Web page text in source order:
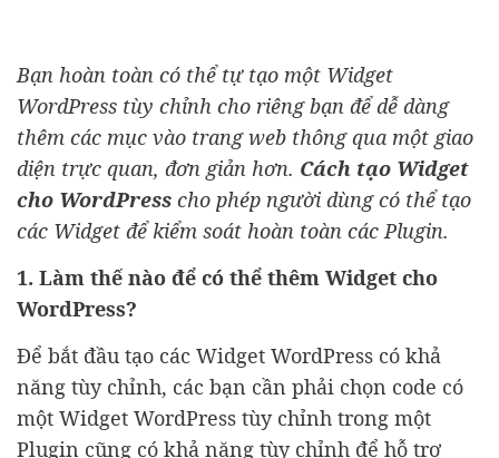
Bạn hoàn toàn có thể tự tạo một Widget
WordPress tùy chỉnh cho riêng bạn để dễ dàng
thêm các mục vào trang web thông qua một giao
diện trực quan, đơn giản hơn. Cách tạo Widget
cho WordPress cho phép người dùng có thể tạo
các Widget để kiểm soát hoàn toàn các Plugin.
1. Làm thế nào để có thể thêm Widget cho
WordPress?
Để bắt đầu tạo các Widget WordPress có khả
năng tùy chỉnh, các bạn cần phải chọn code có
một Widget WordPress tùy chỉnh trong một
Plugin cũng có khả năng tùy chỉnh để hỗ trợ